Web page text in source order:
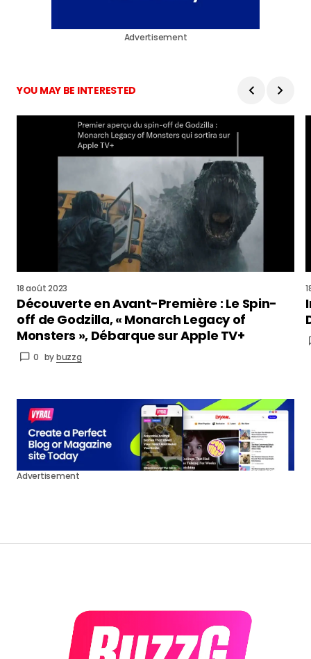
Advertisement
YOU MAY BE INTERESTED
18 août 2023
Découverte en Avant-Première : Le Spin-
off de Godzilla, « Monarch Legacy of
Monsters », Débarque sur Apple TV+
0 bybuzzg
Advertisement